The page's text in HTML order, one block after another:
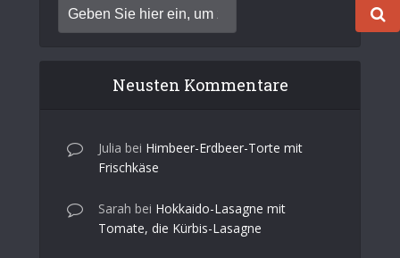
Neusten Kommentare
Julia bei Himbeer-Erdbeer-Torte mit
Frischkäse
Sarah bei Hokkaido-Lasagne mit
Tomate, die Kürbis-Lasagne